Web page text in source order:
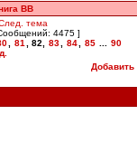
ВВ
тема
4475 ]
81 82 83 84 85
90
Добавить